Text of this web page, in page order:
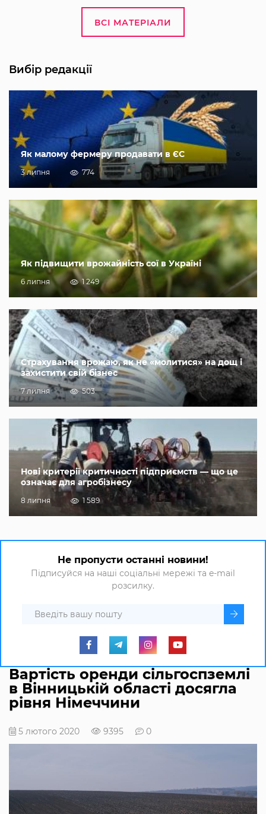
ВСІ МАТЕРІАЛИ
Вибір редакції
Як малому фермеру продавати в ЄС
3 липня 774
Як підвищити врожайність сої в Україні
6 липня 1 249
Страхування врожаю, як не «молитися» на дощ і
захистити свій бізнес
7 липня 503
Нові критерії критичності підприємств — що це
означає для агробізнесу
8 липня 1 589
Не пропусти останні новини!
Підписуйся на наші соціальні мережі та e-mail
розсилку.
Вартість оренди сільгоспземлі
в Вінницькій області досягла
рівня Німеччини
5 лютого 2020 9395 0